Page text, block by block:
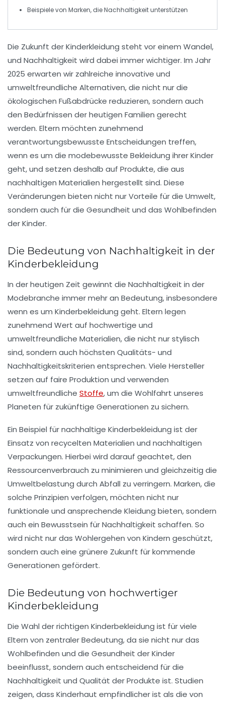
Beispiele von Marken, dieNachhaltigkeitunterstützen
Die Zukunft derKinderkleidung steht vor einem Wandel,
und Nachhaltigkeit wird dabei immer wichtiger. Im Jahr
2025 erwarten wir zahlreiche innovative und
umweltfreundliche Alternativen, die nicht nur die
ökologischen Fußabdrücke reduzieren, sondern auch
den Bedürfnissen der heutigen Familien gerecht
werden. Eltern möchten zunehmend
verantwortungsbewusste Entscheidungen treffen,
wenn es um die modebewusste Bekleidung ihrer Kinder
geht, und setzen deshalb auf Produkte, die aus
nachhaltigen Materialien hergestellt sind. Diese
Veränderungen bieten nicht nur Vorteile für die Umwelt,
sondern auch für die Gesundheit und das Wohlbefinden
der Kinder.
Die Bedeutung von Nachhaltigkeit in der
Kinderbekleidung
In der heutigen Zeit gewinnt die Nachhaltigkeit in der
Modebranche immer mehr an Bedeutung, insbesondere
wenn es um Kinderbekleidung geht. Eltern legen
zunehmend Wert auf hochwertige und
umweltfreundliche Materialien, die nicht nur stylisch
sind, sondern auch höchsten Qualitäts- und
Nachhaltigkeitskriterien entsprechen. Viele Hersteller
setzen auf faire Produktion und verwenden
umweltfreundliche Stoffe, um die Wohlfahrt unseres
Planeten für zukünftige Generationen zu sichern.
Ein Beispiel für nachhaltige Kinderbekleidung ist der
Einsatz von recycelten Materialien und nachhaltigen
Verpackungen. Hierbei wird darauf geachtet, den
Ressourcenverbrauch zu minimieren und gleichzeitig die
Umweltbelastung durch Abfall zu verringern. Marken, die
solche Prinzipien verfolgen, möchten nicht nur
funktionale und ansprechende Kleidung bieten, sondern
auch ein Bewusstsein fürNachhaltigkeit schaffen. So
wird nicht nur das Wohlergehen von Kindern geschützt,
sondern auch eine grünere Zukunft für kommende
Generationen gefördert.
Die Bedeutung von hochwertiger
Kinderbekleidung
Die Wahl der richtigen Kinderbekleidung ist für viele
Eltern von zentraler Bedeutung, da sie nicht nur das
Wohlbefinden und die Gesundheit der Kinder
beeinflusst, sondern auch entscheidend für die
Nachhaltigkeit und Qualität der Produkte ist. Studien
zeigen, dass Kinderhaut empfindlicher ist als die von